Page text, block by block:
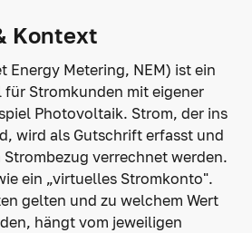
Kontext
Energy Metering, NEM) ist ein
Stromkunden mit eigener
Photovoltaik. Strom, der ins
wird als Gutschrift erfasst und
verrechnet werden.
ein „virtuelles Stromkonto".
gelten und zu welchem Wert
hängt vom jeweiligen